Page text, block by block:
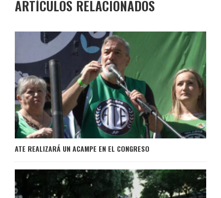
ARTÍCULOS RELACIONADOS
ATE REALIZARÁ UN ACAMPE EN EL CONGRESO